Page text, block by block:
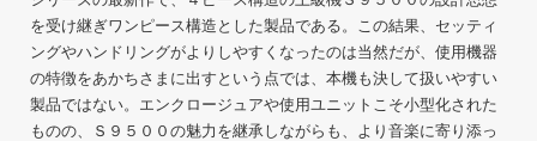
を受け継ぎワンピース構造とした製品である。この結果、セッティ
ングやハンドリングがよりしやすくなったのは当然だが、使用機器
の特徴をあかちさまに出すという点では、本機も決して扱いやすい
製品ではない。エンクロージュアや使用ユニットこそ小型化された
ものの、Ｓ９５００の魅力を継承しながらも、より音楽に寄り添っ